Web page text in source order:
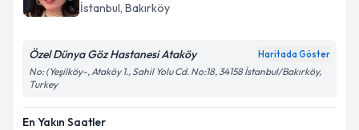
İstanbul, Bakırköy
Özel Dünya Göz Hastanesi Ataköy Haritada Göster
No: (Yeşilköy-, Ataköy 1., Sahil Yolu Cd. No:18, 34158 İstanbul/Bakırköy,
Turkey
En Yakın Saatler